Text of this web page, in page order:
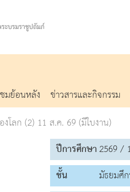
ชมย้อนหลัง ข่าวสารและกิจกรรม
โลก (2) 11 ส.ค. 69 (มีใบงาน)
ปีการศึกษา2569 /
ชั้น
มัธยมศึ